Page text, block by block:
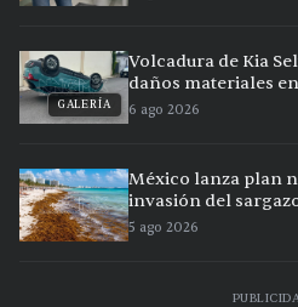
GALERÍA
Volcadura de Kia
daños materiales
6 ago 2026
México lanza plan
invasión del
5 ago 2026